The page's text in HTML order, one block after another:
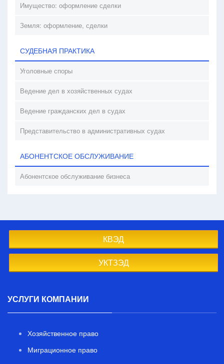
Имущество: оформление сделки
Земля: оформление, сделки
СУДЕБНАЯ ПРАКТИКА
Уголовные споры
Ведение дел в хозяйственных судах
Ведение гражданских дел в судах
Представительство в административных судах
АБОНЕНТСКОЕ ОБСЛУЖИВАНИЕ
Абонентское обслуживание бизнеса
КВЭД
УКТЗЭД
УСЛУГИ КОМПАНИИ
Хозяйственное право
Миграционное право